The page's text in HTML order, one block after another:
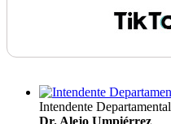
Intendente Departamental